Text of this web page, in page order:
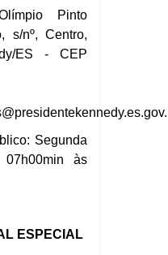
Pinto
s/nº, Centro,
ES - CEP
Segunda
às
ESPECIAL